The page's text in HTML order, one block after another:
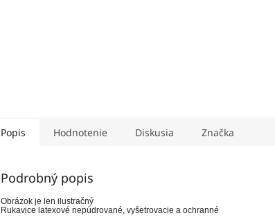
Popis Hodnotenie Diskusia Značka
Podrobný popis
Obrázok je len ilustračný
Rukavice latexové nepúdrované, vyšetrovacie a ochranné